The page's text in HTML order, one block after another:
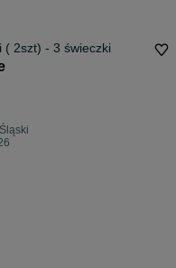
Świeczniki ( 2szt) - 3 świeczki